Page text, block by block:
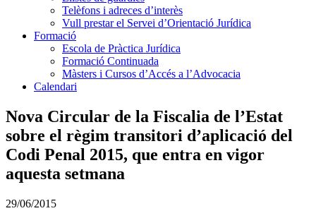
Telèfons i adreces d’interès
Vull prestar el Servei d’Orientació Jurídica
Formació
Escola de Pràctica Jurídica
Formació Continuada
Màsters i Cursos d’Accés a l’Advocacia
Calendari
Nova Circular de la Fiscalia de l’Estat
sobre el règim transitori d’aplicació del
Codi Penal 2015, que entra en vigor
aquesta setmana
29/06/2015